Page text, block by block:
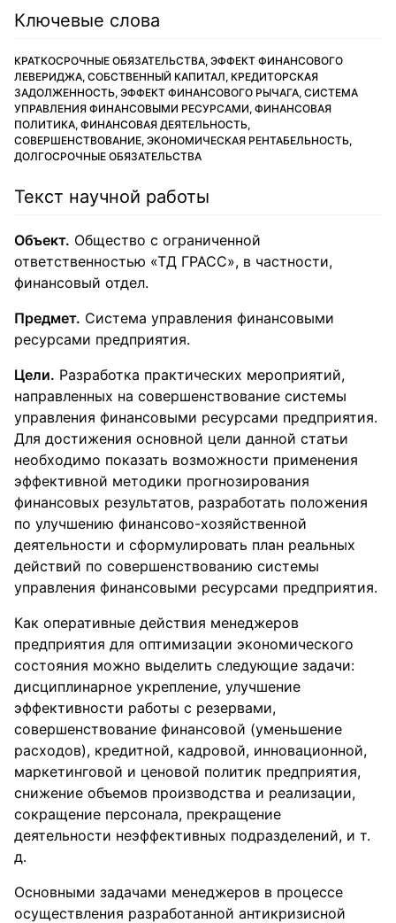
Ключевые слова
КРАТКОСРОЧНЫЕ ОБЯЗАТЕЛЬСТВА, ЭФФЕКТ ФИНАНСОВОГО
ЛЕВЕРИДЖА, СОБСТВЕННЫЙ КАПИТАЛ, КРЕДИТОРСКАЯ
ЗАДОЛЖЕННОСТЬ, ЭФФЕКТ ФИНАНСОВОГО РЫЧАГА, СИСТЕМА
УПРАВЛЕНИЯ ФИНАНСОВЫМИ РЕСУРСАМИ, ФИНАНСОВАЯ
ПОЛИТИКА, ФИНАНСОВАЯ ДЕЯТЕЛЬНОСТЬ,
СОВЕРШЕНСТВОВАНИЕ, ЭКОНОМИЧЕСКАЯ РЕНТАБЕЛЬНОСТЬ,
ДОЛГОСРОЧНЫЕ ОБЯЗАТЕЛЬСТВА
Текст научной работы
Объект. Общество с ограниченной
ответственностью «ТД ГРАСС», в частности,
финансовый отдел.
Предмет. Система управления финансовыми
ресурсами предприятия.
Цели. Разработка практических мероприятий,
направленных на совершенствование системы
управления финансовыми ресурсами предприятия.
Для достижения основной цели данной статьи
необходимо показать возможности применения
эффективной методики прогнозирования
финансовых результатов, разработать положения
по улучшению финансово-хозяйственной
деятельности и сформулировать план реальных
действий по совершенствованию системы
управления финансовыми ресурсами предприятия.
Как оперативные действия менеджеров
предприятия для оптимизации экономического
состояния можно выделить следующие задачи:
дисциплинарное укрепление, улучшение
эффективности работы с резервами,
совершенствование финансовой (уменьшение
расходов), кредитной, кадровой, инновационной,
маркетинговой и ценовой политик предприятия,
снижение объемов производства и реализации,
сокращение персонала, прекращение
деятельности неэффективных подразделений, и т.
д.
Основными задачами менеджеров в процессе
осуществления разработанной антикризисной